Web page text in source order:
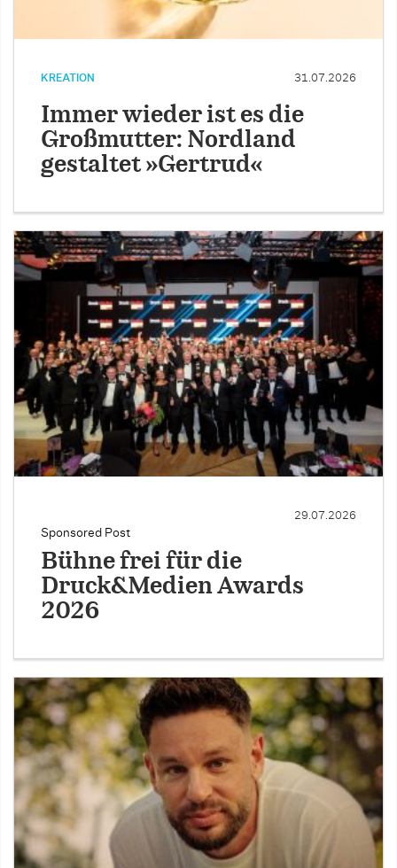
KREATION 31.07.2026
Immer wieder ist es die
Großmutter: Nordland
gestaltet »Gertrud«
Sponsored Post
29.07.2026
Bühne frei für die
Druck&Medien Awards
2026